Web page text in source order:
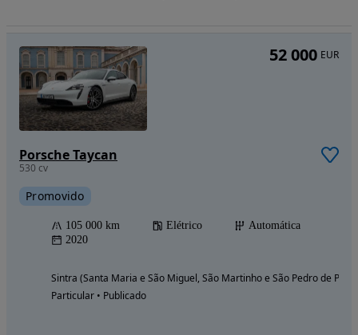
Porsche Taycan
530 cv
Promovido
105 000 km Elétrico
Automática
2020
Sintra (Santa Maria e São Miguel, São Martinho e São Pedro de
Particular • Publicado
52 000 EUR